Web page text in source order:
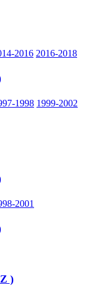
2016 2016-2018
1998 1999-2002
2001
)